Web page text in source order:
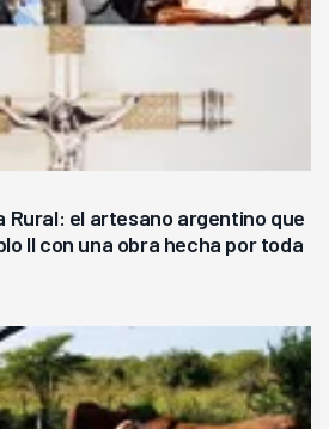
Rural: el artesano argentino que
II con una obra hecha por toda